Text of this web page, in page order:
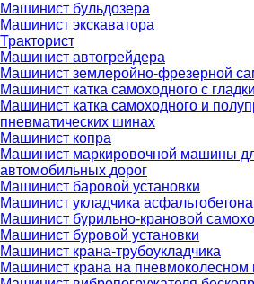
Машинист бульдозера
Машинист экскаватора
Тракторист
Машинист автогрейдера
Машинист землеройно-фрезерной
Машинист катка самоходного с
Машинист катка самоходного и
пневматических шинах
Машинист копра
Машинист маркировочной машины
автомобильных дорог
Машинист баровой установки
Машинист укладчика асфальтобетона
Машинист бурильно-крановой
Машинист буровой установки
Машинист крана-трубоукладчика
Машинист крана на пневмоколесном